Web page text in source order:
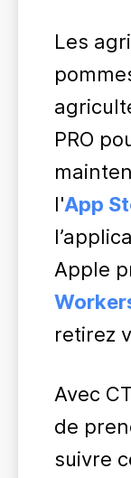
Les
PRO
l'App
Apple
retirez
Avec
de
suivre